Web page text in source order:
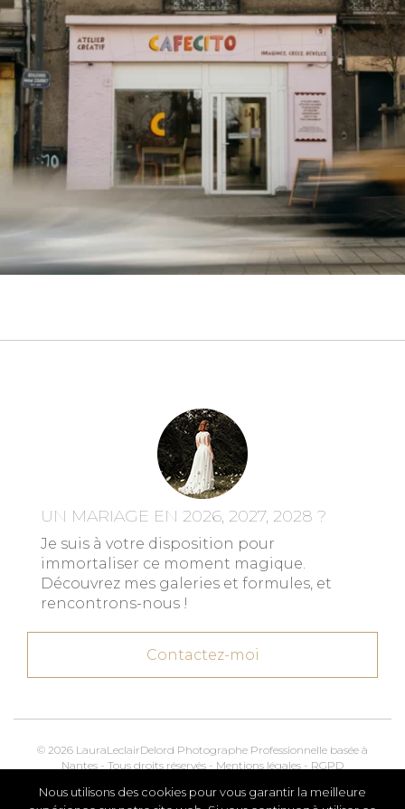
UN MARIAGE EN 2026, 2027, 2028 ?
Je suis à votre disposition pour
immortaliser ce moment magique.
Découvrez mes galeries et formules, et
rencontrons-nous !
Contactez-moi
© 2026 LauraLeclairDelord Photographe Professionnelle basée à
Nantes - Tous droits réservés - Mentions légales - RGPD
Nous utilisons des cookies pour vous garantir la meilleure